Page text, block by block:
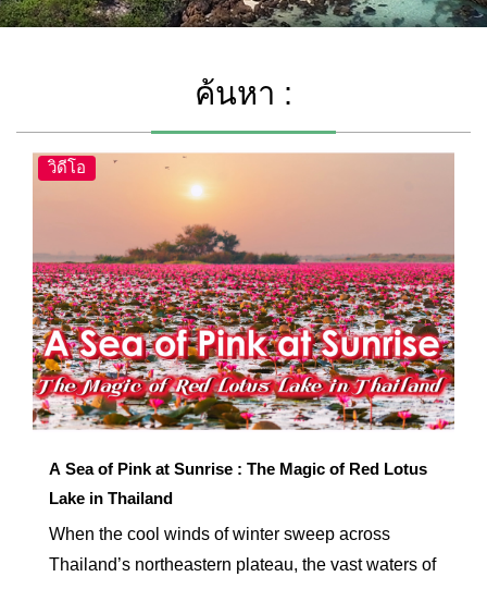
ค้นหา :
วิดีโอ
A Sea of Pink at Sunrise : The Magic of Red Lotus
Lake in Thailand
When the cool winds of winter sweep across
Thailand’s northeastern plateau, the vast waters of